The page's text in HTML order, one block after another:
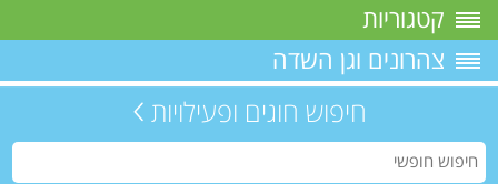
קטגוריות
צהרונים וגן השדה
חיפוש חוגים ופעילויות